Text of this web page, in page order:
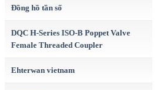
Đồng hồ tần số
DQC H-Series ISO-B Poppet Valve
Female Threaded Coupler
Ehterwan vietnam